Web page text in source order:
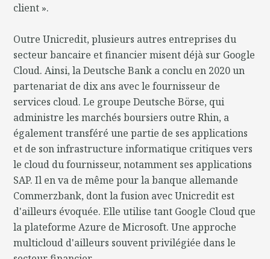
client ».
Outre Unicredit, plusieurs autres entreprises du
secteur bancaire et financier misent déjà sur Google
Cloud. Ainsi, la Deutsche Bank a conclu en 2020 un
partenariat de dix ans avec le fournisseur de
services cloud. Le groupe Deutsche Börse, qui
administre les marchés boursiers outre Rhin, a
également transféré une partie de ses applications
et de son infrastructure informatique critiques vers
le cloud du fournisseur, notamment ses applications
SAP. Il en va de même pour la banque allemande
Commerzbank, dont la fusion avec Unicredit est
d'ailleurs évoquée. Elle utilise tant Google Cloud que
la plateforme Azure de Microsoft. Une approche
multicloud d'ailleurs souvent privilégiée dans le